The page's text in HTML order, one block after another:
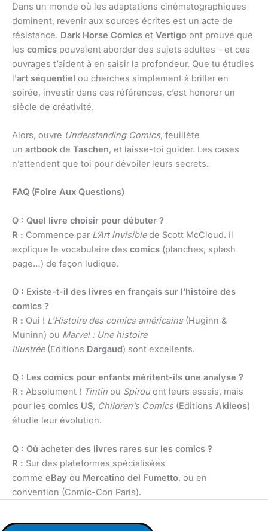
Dans un monde où les adaptations cinématographiques
dominent, revenir aux sources écrites est un acte de
résistance. Dark Horse Comics et Vertigo ont prouvé que
les comics pouvaient aborder des sujets adultes – et ces
ouvrages t’aident à en saisir la profondeur. Que tu étudies
l’art séquentiel ou cherches simplement à briller en
soirée, investir dans ces références, c’est honorer un
siècle de créativité.
Alors, ouvre Understanding Comics, feuillète
un artbook de Taschen, et laisse-toi guider. Les cases
n’attendent que toi pour dévoiler leurs secrets.
FAQ (Foire Aux Questions)
Q : Quel livre choisir pour débuter ?
R : Commence par L’Art invisiblede Scott McCloud. Il
explique le vocabulaire des comics (planches, splash
page…) de façon ludique.
Q : Existe-t-il des livres en français sur l’histoire des
comics ?
R : Oui ! L’Histoire des comics américains(Huginn &
Muninn) ou Marvel : Une histoire
illustrée(Editions Dargaud) sont excellents.
Q : Les comics pour enfants méritent-ils une analyse ?
R : Absolument ! Tintin ou Spirouont leurs essais, mais
pour les comics US, Children’s Comics(Editions Akileos)
étudie leur évolution.
Q : Où acheter des livres rares sur les comics ?
R : Sur des plateformes spécialisées
comme eBay ou Mercatino del Fumetto, ou en
convention (Comic-Con Paris).